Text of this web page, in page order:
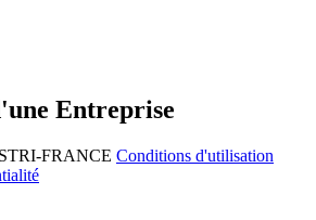
Entreprise
FRANCE Conditions d'utilisation